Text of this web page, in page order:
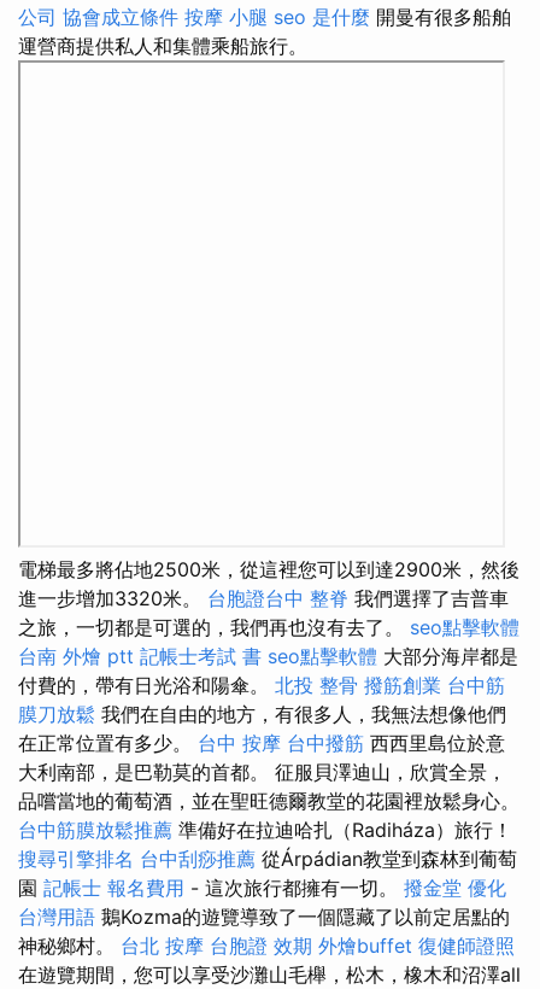
公司 協會成立條件 按摩 小腿 seo 是什麼 開曼有很多船舶
運營商提供私人和集體乘船旅行。
電梯最多將佔地2500米，從這裡您可以到達2900米，然後
進一步增加3320米。 台胞證台中 整脊 我們選擇了吉普車
之旅，一切都是可選的，我們再也沒有去了。 seo點擊軟體
台南 外燴 ptt 記帳士考試 書 seo點擊軟體 大部分海岸都是
付費的，帶有日光浴和陽傘。 北投 整骨 撥筋創業 台中筋
膜刀放鬆 我們在自由的地方，有很多人，我無法想像他們
在正常位置有多少。 台中 按摩 台中撥筋 西西里島位於意
大利南部，是巴勒莫的首都。 征服貝澤迪山，欣賞全景，
品嚐當地的葡萄酒，並在聖旺德爾教堂的花園裡放鬆身心。
台中筋膜放鬆推薦 準備好在拉迪哈扎（Radiháza）旅行！
搜尋引擎排名 台中刮痧推薦 從Árpádian教堂到森林到葡萄
園 記帳士 報名費用 - 這次旅行都擁有一切。 撥金堂 優化
台灣用語 鵝Kozma的遊覽導致了一個隱藏了以前定居點的
神秘鄉村。 台北 按摩 台胞證 效期 外燴buffet 復健師證照
在遊覽期間，您可以享受沙灘山毛櫸，松木，橡木和沼澤all​​